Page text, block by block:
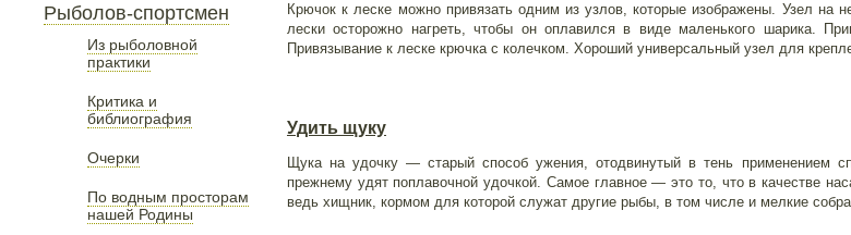
Рыболов-спортсмен
Из рыболовной
практики
Критика и
библиография
Очерки
По водным просторам
нашей Родины
Крючок к леске можно привязать одним из узлов, которые изображены. Узел на
лески осторожно нагреть, чтобы он оплавился в виде маленького
Привязывание к леске крючка с колечком. Хороший универсальный узел для
Удить щуку
Щука на удочку — старый способ ужения, отодвинутый в тень применением
прежнему удят поплавочной удочкой. Самое главное — это то, что в качестве
ведь хищник, кормом для которой служат другие рыбы, в том числе и мелкие